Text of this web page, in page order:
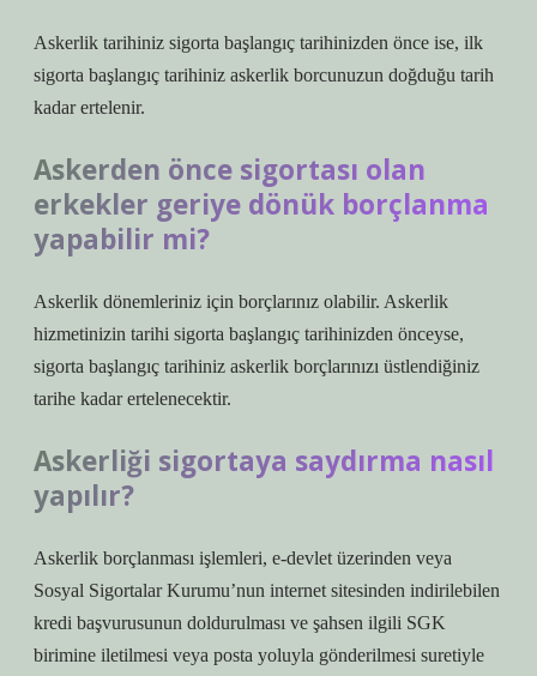
Askerlik tarihiniz sigorta başlangıç ​​tarihinizden önce ise, ilk
sigorta başlangıç ​​tarihiniz askerlik borcunuzun doğduğu tarih
kadar ertelenir.
Askerden önce sigortası olan
erkekler geriye dönük borçlanma
yapabilir mi?
Askerlik dönemleriniz için borçlarınız olabilir. Askerlik
hizmetinizin tarihi sigorta başlangıç ​​tarihinizden önceyse,
sigorta başlangıç ​​tarihiniz askerlik borçlarınızı üstlendiğiniz
tarihe kadar ertelenecektir.
Askerliği sigortaya saydırma nasıl
yapılır?
Askerlik borçlanması işlemleri, e-devlet üzerinden veya
Sosyal Sigortalar Kurumu’nun internet sitesinden indirilebilen
kredi başvurusunun doldurulması ve şahsen ilgili SGK
birimine iletilmesi veya posta yoluyla gönderilmesi suretiyle